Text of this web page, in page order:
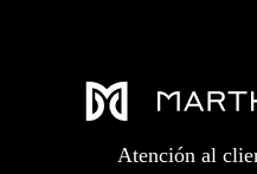
Atención al